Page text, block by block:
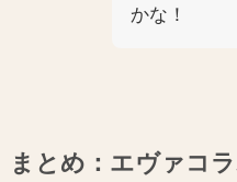
かな！
まとめ：エヴァコ